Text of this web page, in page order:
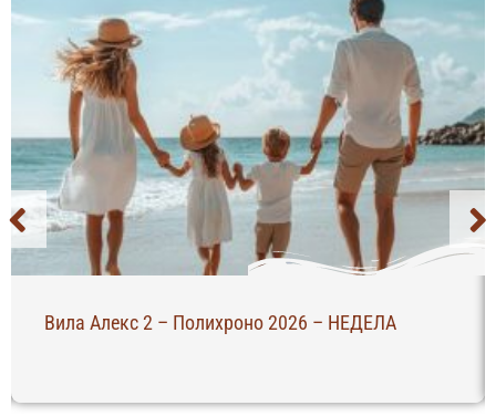
Вила Алекс 2 – Полихроно 2026 – НЕДЕЛА